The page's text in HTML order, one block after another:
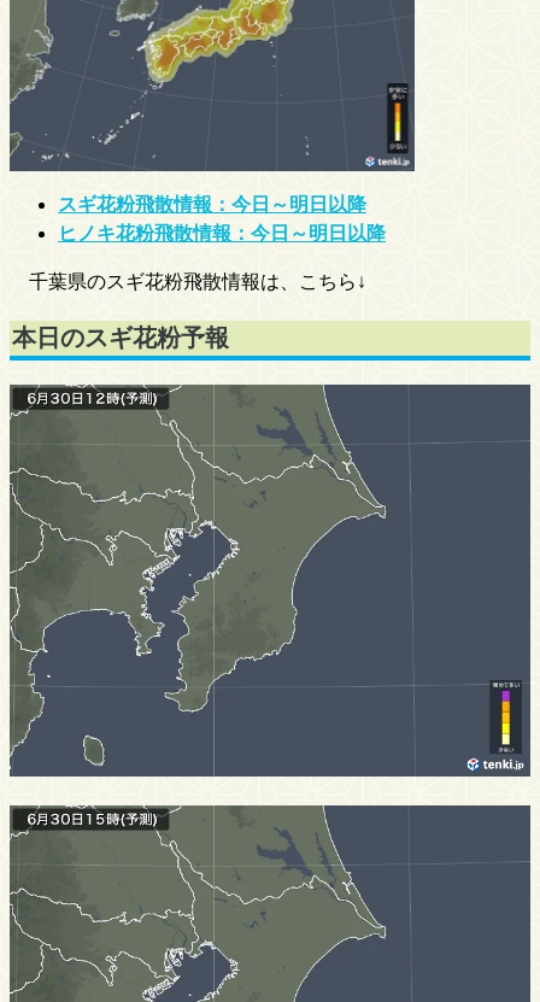
スギ花粉飛散情報：今日～明日以降
ヒノキ花粉飛散情報：今日～明日以降
千葉県のスギ花粉飛散情報は、こちら↓
本日のスギ花粉予報